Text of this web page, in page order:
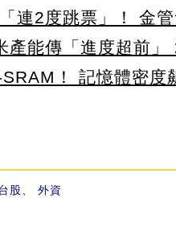
連2度跳票」！ 金
產能傳「進度超前」
！ 記憶體密度
股 外資